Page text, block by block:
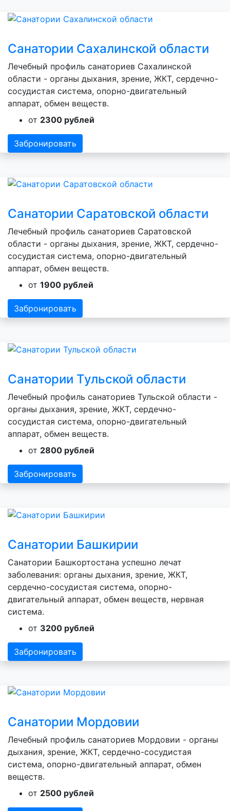
Санатории Сахалинской области
Лечебный профиль санаториев Сахалинской
области - органы дыхания, зрение, ЖКТ, сердечно-
сосудистая система, опорно-двигательный
аппарат, обмен веществ.
от 2300 рублей
Забронировать
Санатории Саратовской области
Лечебный профиль санаториев Саратовской
области - органы дыхания, зрение, ЖКТ, сердечно-
сосудистая система, опорно-двигательный
аппарат, обмен веществ.
от 1900 рублей
Забронировать
Санатории Тульской области
Лечебный профиль санаториев Тульской области -
органы дыхания, зрение, ЖКТ, сердечно-
сосудистая система, опорно-двигательный
аппарат, обмен веществ.
от 2800 рублей
Забронировать
Санатории Башкирии
Санатории Башкортостана успешно лечат
заболевания: органы дыхания, зрение, ЖКТ,
сердечно-сосудистая система, опорно-
двигательный аппарат, обмен веществ, нервная
система.
от 3200 рублей
Забронировать
Санатории Мордовии
Лечебный профиль санаториев Мордовии - органы
дыхания, зрение, ЖКТ, сердечно-сосудистая
система, опорно-двигательный аппарат, обмен
веществ.
от 2500 рублей